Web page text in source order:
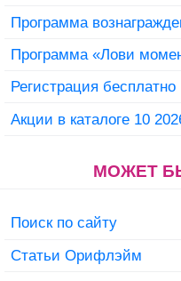
Программа
Программа «Лови
Регистрация бесплатно
Акции в каталоге 10
МОЖЕТ
Поиск по сайту
Статьи Орифлэйм